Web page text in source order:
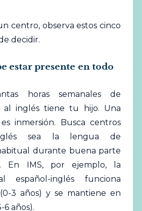
centro, observa estos cinco
decidir.
estar presente en todo
horas semanales de
al inglés tiene tu hijo. Una
inmersión. Busca centros
sea la lengua de
durante buena parte
En IMS, por ejemplo, la
español-inglés funciona
3 años) y se mantiene en
6 años).